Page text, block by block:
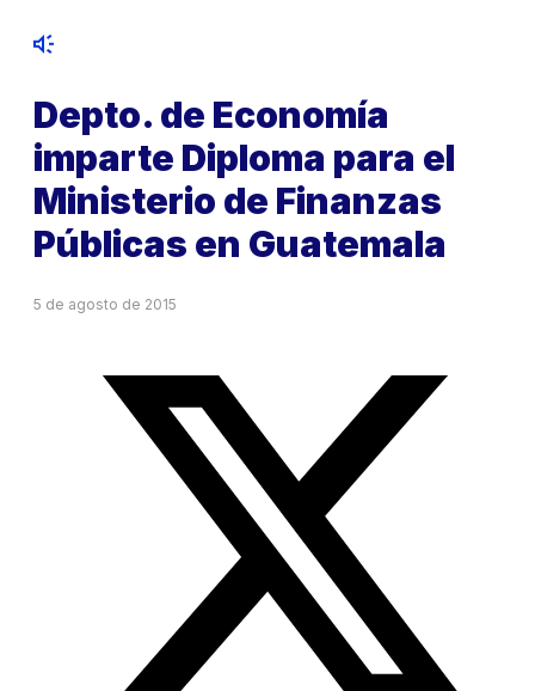
Depto. de Economía
imparte Diploma para el
Ministerio de Finanzas
Públicas en Guatemala
5 de agosto de 2015